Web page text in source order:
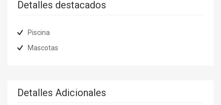
Detalles destacados
Piscina
Mascotas
Detalles Adicionales